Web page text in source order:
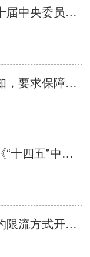
中国共产党第二十届中央委员会第四次全体会议公报
中办国办印发通知，要求保障每名中小学生每学期至少观看2次优秀影片
国家电影局发布《“十四五”中国电影发展规划》
国务院：采取预约限流方式开放影剧院等娱乐场所